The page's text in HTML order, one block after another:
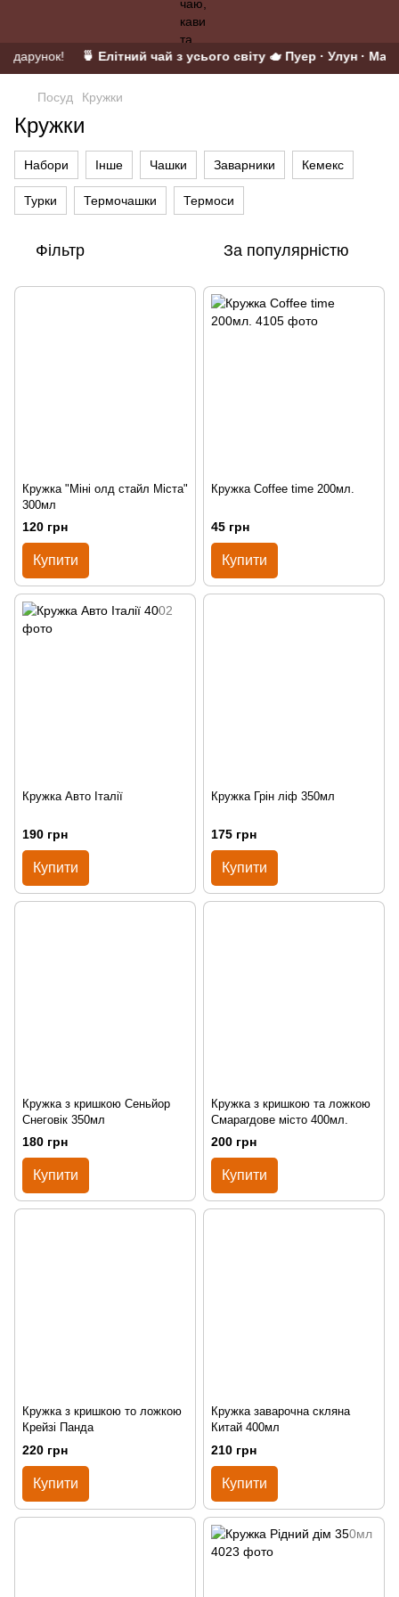
🍵 Елітний чай з усього світу 🫖 Пуер · Улун ·
Посуд Кружки
Кружки
Набори Інше Чашки Заварники Кемекс
Турки Термочашки Термоси
Фільтр За популярністю
Кружка "Міні олд стайл Міста"
300мл
120 грн
Купити
Кружка Coffee time 200мл.
45 грн
Купити
Кружка Авто Італії
190 грн
Купити
Кружка Грін ліф 350мл
175 грн
Купити
Кружка з кришкою Сеньйор
Снеговік 350мл
180 грн
Купити
Кружка з кришкою та ложкою
Смарагдове місто 400мл.
200 грн
Купити
Кружка з кришкою то ложкою
Крейзі Панда
220 грн
Купити
Кружка заварочна скляна
Китай 400мл
210 грн
Купити